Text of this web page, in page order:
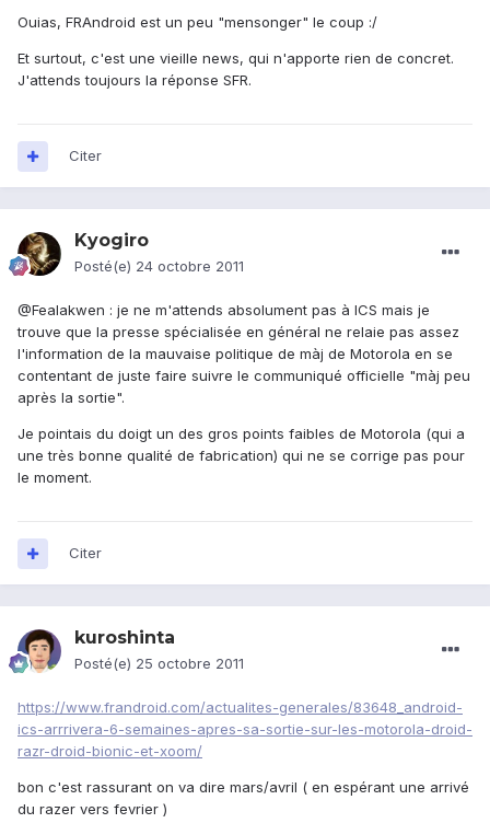
Ouias, FRAndroid est un peu "mensonger" le coup :/
Et surtout, c'est une vieille news, qui n'apporte rien de concret.
J'attends toujours la réponse SFR.
Citer
Kyogiro
Posté(e) 24 octobre 2011
@Fealakwen : je ne m'attends absolument pas à ICS mais je
trouve que la presse spécialisée en général ne relaie pas assez
l'information de la mauvaise politique de màj de Motorola en se
contentant de juste faire suivre le communiqué officielle "màj peu
après la sortie".
Je pointais du doigt un des gros points faibles de Motorola (qui a
une très bonne qualité de fabrication) qui ne se corrige pas pour
le moment.
Citer
kuroshinta
Posté(e) 25 octobre 2011
https://www.frandroid.com/actualites-generales/83648_android-
ics-arrrivera-6-semaines-apres-sa-sortie-sur-les-motorola-droid-
razr-droid-bionic-et-xoom/
bon c'est rassurant on va dire mars/avril ( en espérant une arrivé
du razer vers fevrier )